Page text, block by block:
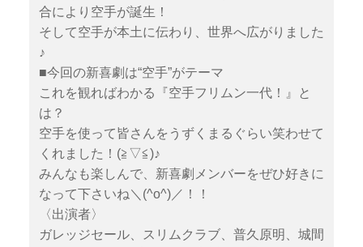
合により空手が誕生！
そして空手が本土に伝わり、世界へ広がりました
♪
■今回の新喜劇は“空手”がテーマ
これを観ればわかる『空手フリムン一代！』と
は？
空手を使って皆さんをうずくまるぐらい笑わせて
くれました！(≧▽≦)♪
みんなも楽しんで、新喜劇メンバーをぜひ好きに
なって下さいね＼(^o^)／！！
〈出演者〉
ガレッジセール、スリムクラブ、普久原明、城間